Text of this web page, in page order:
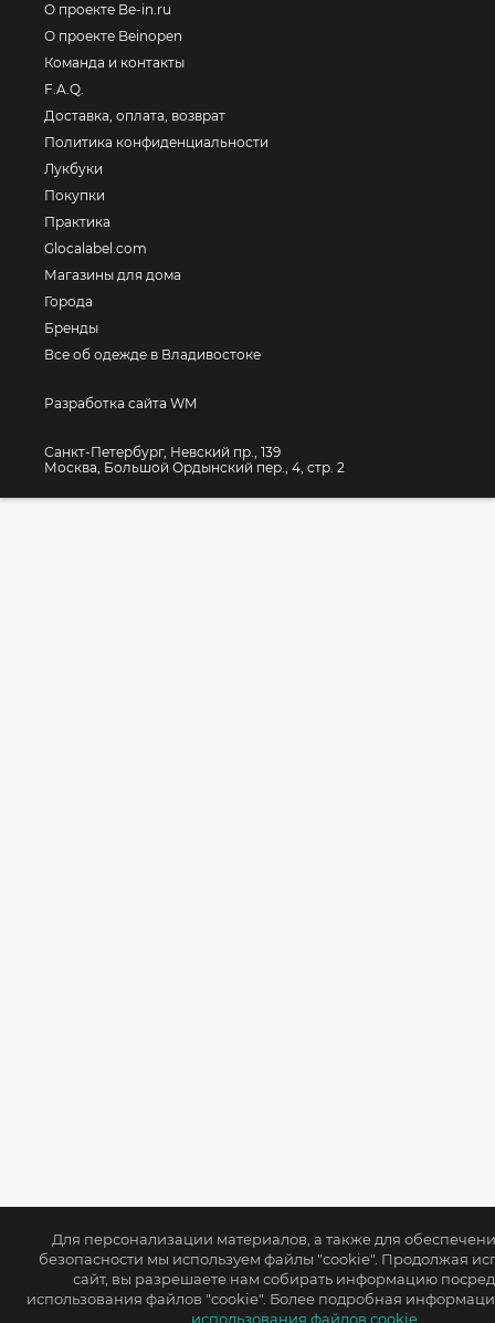
Для персонализации материалов, а также для
безопасности мы используем файлы "cookie". Продолжая
сайт, вы разрешаете нам собирать информацию
использования файлов "cookie". Более подробная
использования файлов cookie.
О проекте Be-in.ru
О проекте Beinopen
Команда и контакты
F.A.Q.
Доставка, оплата, возврат
Политика конфиденциальности
Лукбуки
Покупки
Практика
Glocalabel.com
Магазины для дома
Города
Бренды
Все об одежде в Владивостоке
Разработка сайта WM
Санкт-Петербург, Невский пр., 139
Москва, Большой Ордынский пер., 4, стр. 2